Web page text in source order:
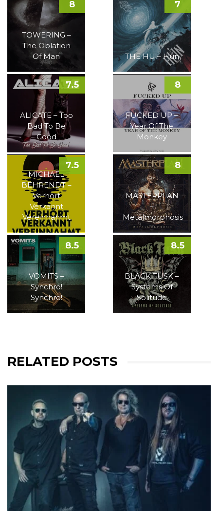
TOWERING –
The Oblation
Of Man
8
THE HU – Hun
7
ALICATE – Too
Bad To Be
Good
7.5
FUCKED UP –
Year Of The
Monkey
8
MICHAEL
BEHRENDT –
Verhört
Verkannt
Vereinnahmt
7.5
MASTERPLAN
–
Metalmorphosis
8
VOMITS –
Synchro!
Synchro!
8.5
BLACK TUSK –
Systems Of
Solitude
8.5
RELATED POSTS